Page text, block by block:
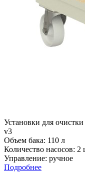
Установки для
v3
Объем бака: 110 л
Количество насосов: 2
Управление: ручное
Подробнее